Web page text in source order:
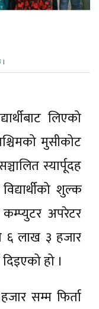
लिएको
मुसीकोट
स्यार्पूदह
शुल्क
अपरेटर
६ लाख ३ हजार
दिइएको हो ।
सम्म फिर्ता